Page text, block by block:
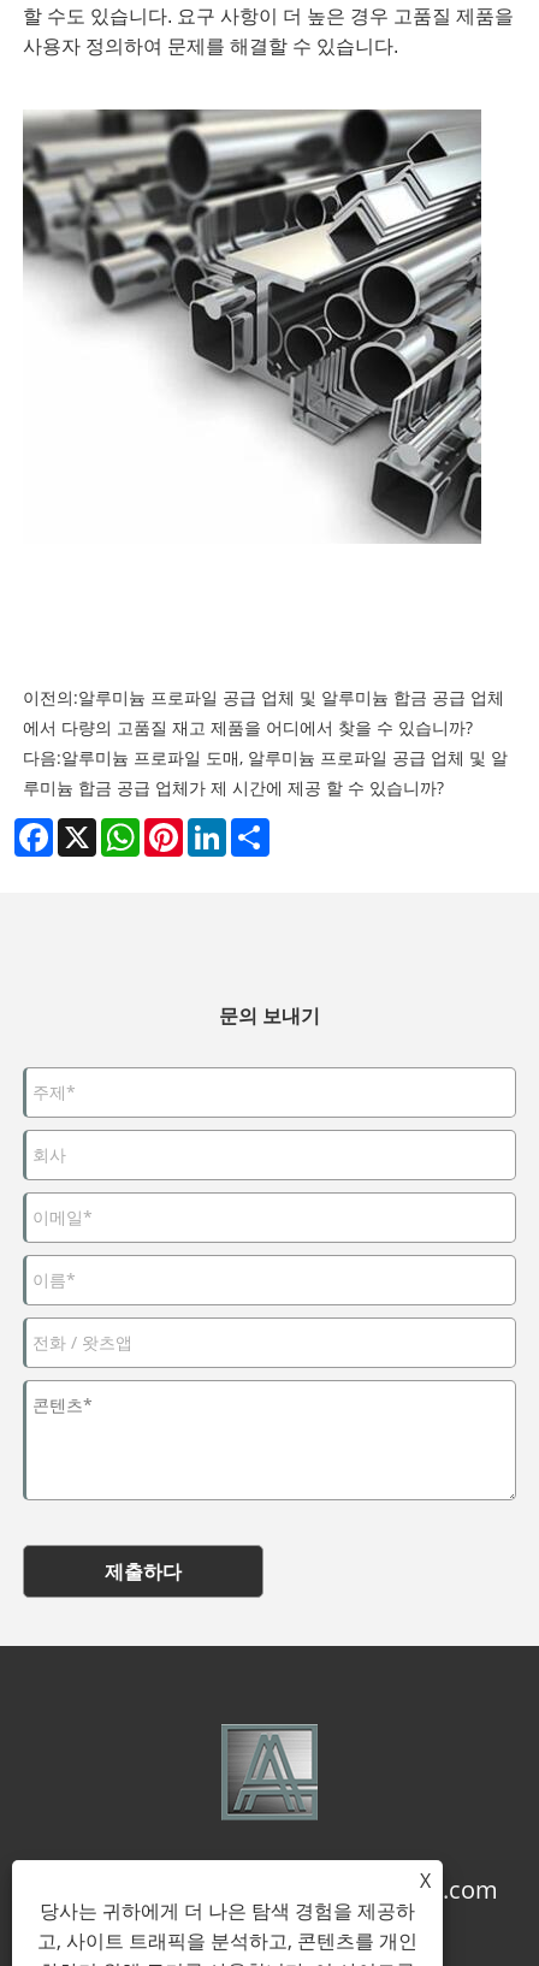
할 수도 있습니다. 요구 사항이 더 높은 경우 고품질 제품을
사용자 정의하여 문제를 해결할 수 있습니다.
이전의:알루미늄 프로파일 공급 업체 및 알루미늄 합금 공급 업체
에서 다량의 고품질 재고 제품을 어디에서 찾을 수 있습니까?
다음:알루미늄 프로파일 도매, 알루미늄 프로파일 공급 업체 및 알
루미늄 합금 공급 업체가 제 시간에 제공 할 수 있습니까?
Facebook
X WhatsAppPinterestLinkedIn
문의 보내기
제출하다
coco@qj-alu.com
X
당사는 귀하에게 더 나은 탐색 경험을 제공하
고, 사이트 트래픽을 분석하고, 콘텐츠를 개인